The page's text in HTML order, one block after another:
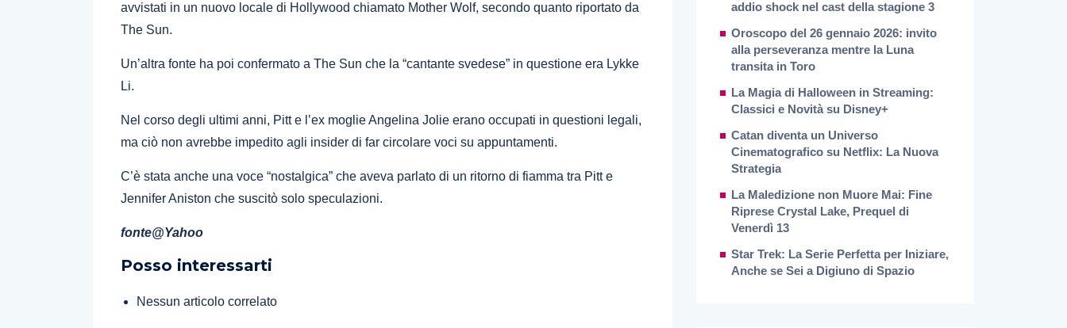
avvistati in un nuovo locale di Hollywood chiamato Mother Wolf, secondo quanto riportato da
The Sun.
Un’altra fonte ha poi confermato a The Sun che la “cantante svedese” in questione era Lykke
Li.
Nel corso degli ultimi anni, Pitt e l’ex moglie Angelina Jolie erano occupati in questioni legali,
ma ciò non avrebbe impedito agli insider di far circolare voci su appuntamenti.
C’è stata anche una voce “nostalgica” che aveva parlato di un ritorno di fiamma tra Pitt e
Jennifer Aniston che suscitò solo speculazioni.
fonte@Yahoo
Posso interessarti
Nessun articolo correlato
addio shock nel cast della stagione 3
Oroscopo del 26 gennaio 2026: invito
alla perseveranza mentre la Luna
transita in Toro
La Magia di Halloween in Streaming:
Classici e Novità su Disney+
Catan diventa un Universo
Cinematografico su Netflix: La Nuova
Strategia
La Maledizione non Muore Mai: Fine
Riprese Crystal Lake, Prequel di
Venerdì 13
Star Trek: La Serie Perfetta per Iniziare,
Anche se Sei a Digiuno di Spazio